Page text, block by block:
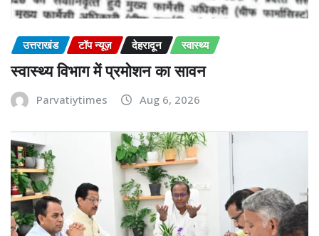
उत्तराखंड टॉप न्यूज़ देहरादून स्वास्थ्य
स्वास्थ्य विभाग में प्रमोशन का सावन
Parvatiytimes Aug 6, 2026